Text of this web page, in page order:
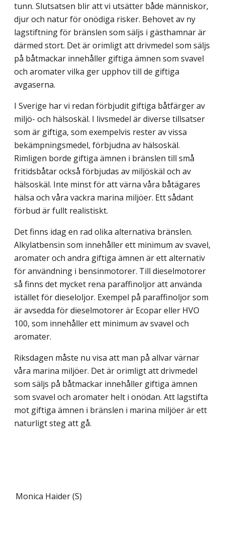
tunn. Slutsatsen blir att vi utsätter både människor,
djur och natur för onödiga risker. Behovet av ny
lagstiftning för bränslen som säljs i gästhamnar är
därmed stort. Det är orimligt att drivmedel som säljs
på båtmackar innehåller giftiga ämnen som svavel
och aromater vilka ger upphov till de giftiga
avgaserna.
I Sverige har vi redan förbjudit giftiga båtfärger av
miljö- och hälsoskäl. I livsmedel är diverse tillsatser
som är giftiga, som exempelvis rester av vissa
bekämpningsmedel, förbjudna av hälsoskäl.
Rimligen borde giftiga ämnen i bränslen till små
fritidsbåtar också förbjudas av miljöskäl och av
hälsoskäl. Inte minst för att värna våra båtägares
hälsa och våra vackra marina miljöer. Ett sådant
förbud är fullt realistiskt.
Det finns idag en rad olika alternativa bränslen.
Alkylatbensin som innehåller ett minimum av svavel,
aromater och andra giftiga ämnen är ett alternativ
för användning i bensinmotorer. Till dieselmotorer
så finns det mycket rena paraffinoljor att använda
istället för dieseloljor. Exempel på paraffinoljor som
är avsedda för dieselmotorer är Ecopar eller HVO
100, som innehåller ett minimum av svavel och
aromater.
Riksdagen måste nu visa att man på allvar värnar
våra marina miljöer. Det är orimligt att drivmedel
som säljs på båtmackar innehåller giftiga ämnen
som svavel och aromater helt i onödan. Att lagstifta
mot giftiga ämnen i bränslen i marina miljöer är ett
naturligt steg att gå.
Monica Haider (S)